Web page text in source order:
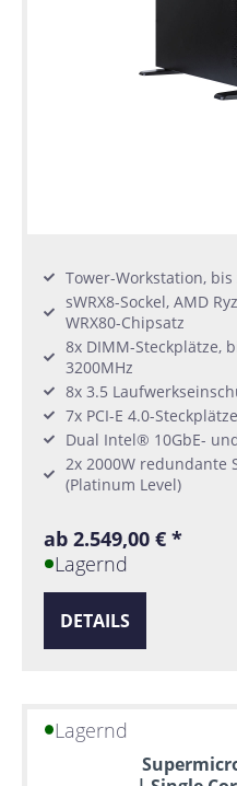
Tower-Workstation, bis
sWRX8-Sockel, AMD
WRX80-Chipsatz
8x DIMM-Steckplätze,
3200MHz
8x 3.5
7x PCI-E 4.0-
Dual Intel® 10GbE-
2x 2000W redundante
(Platinum Level)
ab 2.549,00 € *
Lagernd
DETAILS
Lagernd